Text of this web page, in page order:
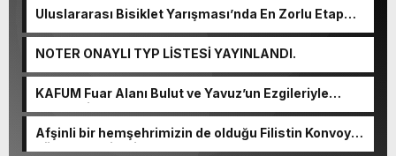
Uluslararası Bisiklet Yarışması’nda En Zorlu Etap
NOTER ONAYLI TYP LİSTESİ YAYINLANDI.
KAFUM Fuar Alanı Bulut ve Yavuz’un Ezgileriyle
Şenlendi.
Afşinli bir hemşehrimizin de olduğu Filistin Konvoyu,
güçlenerek ilerliyor.